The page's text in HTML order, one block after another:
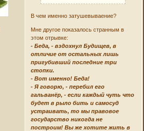
В чем именно затушевываение?
Мне другое показалось странным в
этом отрывке:
- Беда, - вздохнул Будищев, в
отличие от остальных лишь
пригубивший последние три
стопки.
- Вот именно! Беда!
- Я говорю, - перебил его
гальванёр, - если каждый чуть что
будет в рыло бить и самосуд
устраивать, то мы правовое
государство никогда не
построим! Вы же хотите жить в